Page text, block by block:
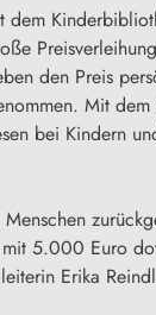
den Preis
Mit
bei Kindern
5.000 Euro
Erika